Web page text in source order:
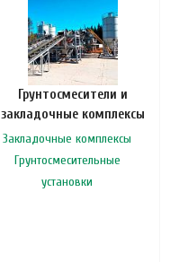
Грунтосмесители и
закладочные комплексы
Закладочные комплексы
Грунтосмесительные
установки